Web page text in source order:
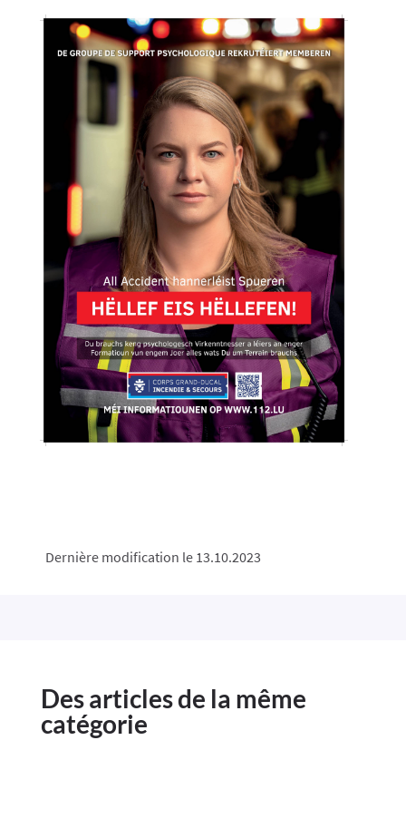
Dernière modification le 13.10.2023
Des articles de la même
catégorie